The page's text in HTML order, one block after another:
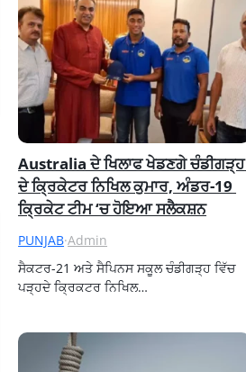
Australia ਦੇ ਖਿਲਾਫ ਖੇਡਣਗੇ ਚੰਡੀਗੜ੍ਹ
ਦੇ ਕ੍ਰਿਕੇਟਰ ਨਿਖਿਲ ਕੁਮਾਰ, ਅੰਡਰ-19
ਕ੍ਰਿਕੇਟ ਟੀਮ ‘ਚ ਹੋਇਆ ਸਲੈਕਸ਼ਨ
PUNJAB·Admin
ਸੈਕਟਰ-21 ਅਤੇ ਸੈਪਿਨਸ ਸਕੂਲ ਚੰਡੀਗੜ੍ਹ ਵਿੱਚ
ਪੜ੍ਹਦੇ ਕ੍ਰਿਕਟਰ ਨਿਖਿਲ…